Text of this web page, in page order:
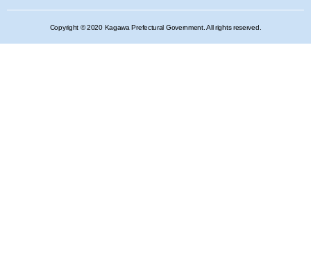
Copyright © 2020 Kagawa Prefectural Government. All rights reserved.